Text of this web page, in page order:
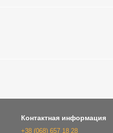
Контактная информация
+38 (068) 657 18 28